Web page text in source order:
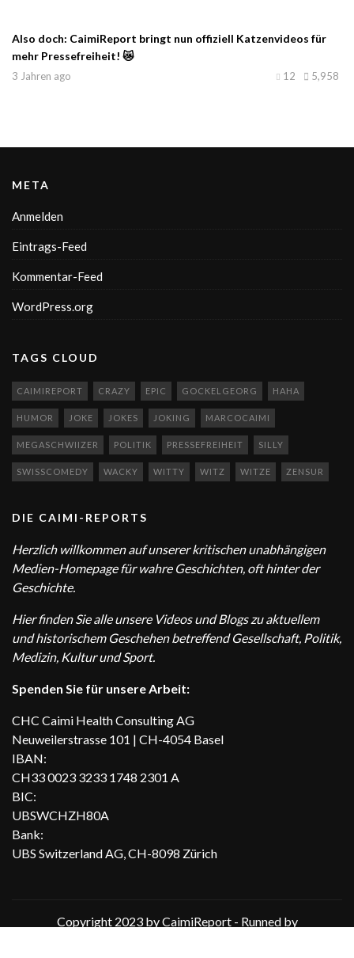
Also doch: CaimiReport bringt nun offiziell Katzenvideos für
mehr Pressefreiheit! 😿
3 Jahren ago 5,958
12
META
Anmelden
Eintrags-Feed
Kommentar-Feed
WordPress.org
TAGS CLOUD
CAIMIREPORT CRAZY EPIC GOCKELGEORG HAHA
HUMOR JOKE JOKES JOKING MARCOCAIMI
MEGASCHWIIZER POLITIK PRESSEFREIHEIT SILLY
SWISSCOMEDY WACKY WITTY WITZ WITZE ZENSUR
DIE CAIMI-REPORTS
Herzlich willkommen auf unserer kritischen unabhängigen
Medien-Homepage für wahre Geschichten, oft hinter der
Geschichte.
Hier finden Sie alle unsere Videos und Blogs zu aktuellem
und historischem Geschehen betreffend Gesellschaft, Politik,
Medizin, Kultur und Sport.
Spenden Sie für unsere Arbeit:
CHC Caimi Health Consulting AG
Neuweilerstrasse 101 | CH-4054 Basel
IBAN:
CH33 0023 3233 1748 2301 A
BIC:
UBSWCHZH80A
Bank:
UBS Switzerland AG, CH-8098 Zürich
Copyright 2023 by CaimiReport - Runned by